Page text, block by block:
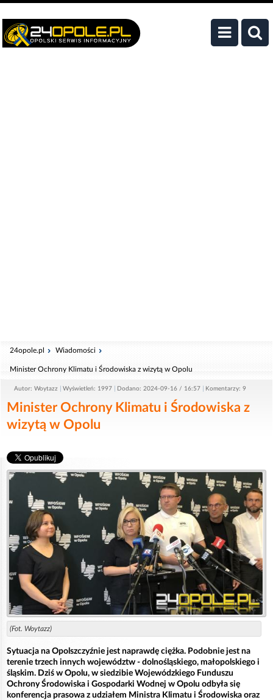
24opole.pl Wiadomości
Minister Ochrony Klimatu i Środowiska z wizytą w Opolu
Autor: Woytazz Wyświetleń: 1997 Dodano: 2024-09-16 / 16:57 Komentarzy: 9
Minister Ochrony Klimatu i Środowiska z
wizytą w Opolu
(Fot. Woytazz)
Sytuacja na Opolszczyźnie jest naprawdę ciężka. Podobnie jest na
terenie trzech innych województw - dolnośląskiego, małopolskiego i
śląskim. Dziś w Opolu, w siedzibie Wojewódzkiego Funduszu
Ochrony Środowiska i Gospodarki Wodnej w Opolu odbyła się
konferencja prasowa z udziałem Ministra Klimatu i Środowiska oraz